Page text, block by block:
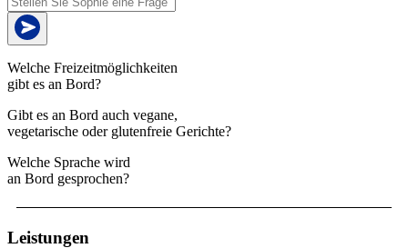
Welche Freizeitmöglichkeiten
gibt es an Bord?
Gibt es an Bord auch vegane,
vegetarische oder glutenfreie Gerichte?
Welche Sprache wird
an Bord gesprochen?
Leistungen